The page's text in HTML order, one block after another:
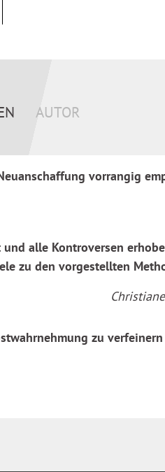
AUTOR
vorrangig
alle Kontroversen
zu den vorgestellten
zu